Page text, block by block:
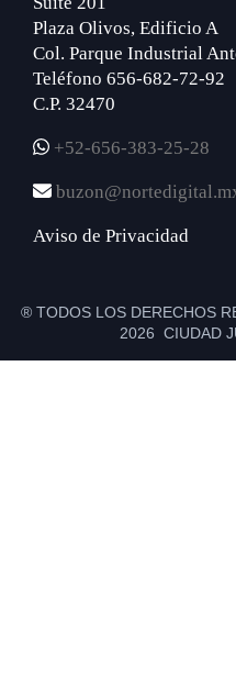
Plaza Olivos, Edificio A
Col. Parque Industrial
Teléfono 656-682-72-92
C.P. 32470
+52-656-383-25-28
Aviso de Privacidad
® TODOS LOS DERECHOS
2026 CIUDAD